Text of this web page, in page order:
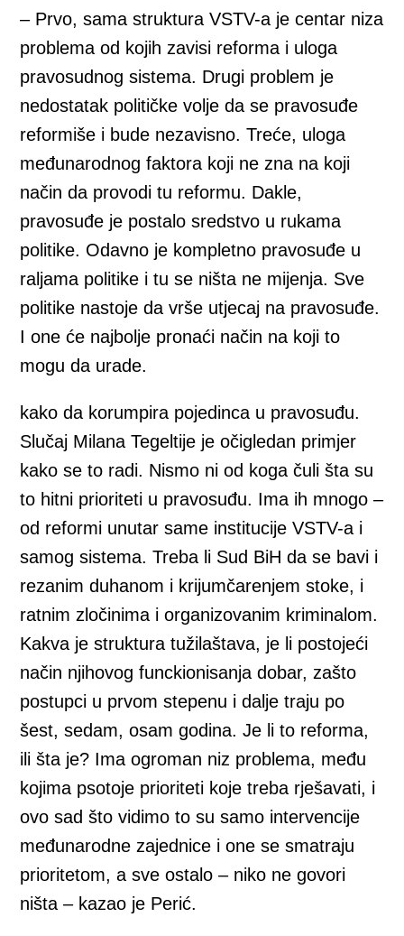
– Prvo, sama struktura VSTV-a je centar niza
problema od kojih zavisi reforma i uloga
pravosudnog sistema. Drugi problem je
nedostatak političke volje da se pravosuđe
reformiše i bude nezavisno. Treće, uloga
međunarodnog faktora koji ne zna na koji
način da provodi tu reformu. Dakle,
pravosuđe je postalo sredstvo u rukama
politike. Odavno je kompletno pravosuđe u
raljama politike i tu se ništa ne mijenja. Sve
politike nastoje da vrše utjecaj na pravosuđe.
I one će najbolje pronaći način na koji to
mogu da urade.
kako da korumpira pojedinca u pravosuđu.
Slučaj Milana Tegeltije je očigledan primjer
kako se to radi. Nismo ni od koga čuli šta su
to hitni prioriteti u pravosuđu. Ima ih mnogo –
od reformi unutar same institucije VSTV-a i
samog sistema. Treba li Sud BiH da se bavi i
rezanim duhanom i krijumčarenjem stoke, i
ratnim zločinima i organizovanim kriminalom.
Kakva je struktura tužilaštava, je li postojeći
način njihovog funckionisanja dobar, zašto
postupci u prvom stepenu i dalje traju po
šest, sedam, osam godina. Je li to reforma,
ili šta je? Ima ogroman niz problema, među
kojima psotoje prioriteti koje treba rješavati, i
ovo sad što vidimo to su samo intervencije
međunarodne zajednice i one se smatraju
prioritetom, a sve ostalo – niko ne govori
ništa – kazao je Perić.